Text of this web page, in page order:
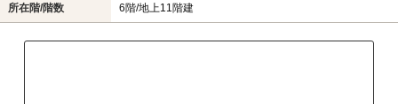
所在階/階数 6階/地上11階建